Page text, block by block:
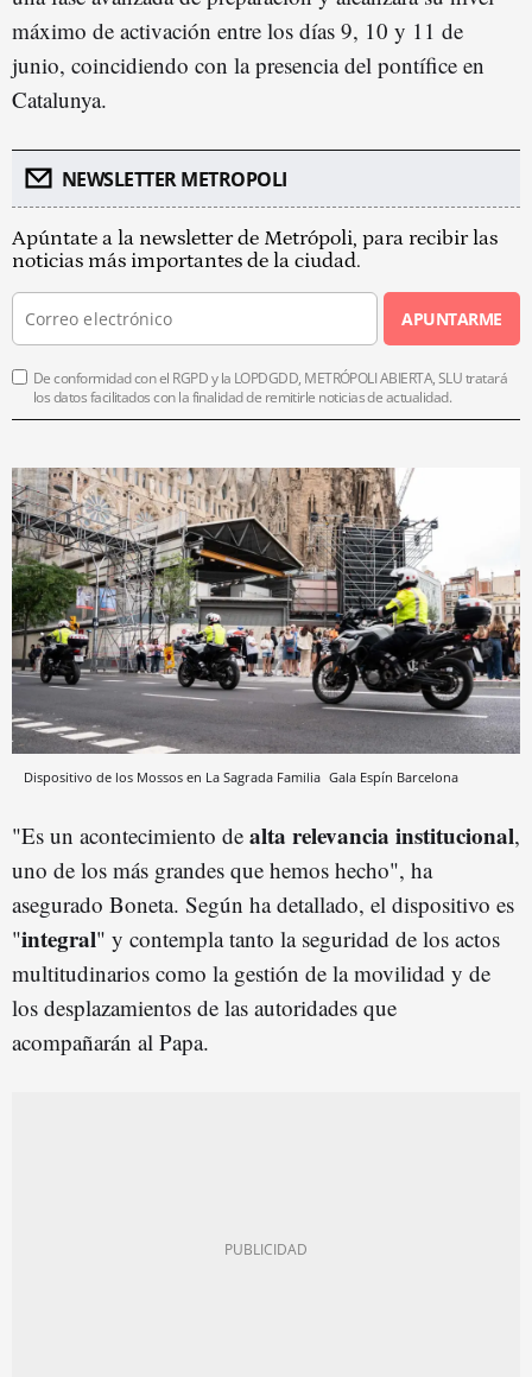
máximo de activación entre los días 9, 10 y 11 de
junio, coincidiendo con la presencia del pontífice en
Catalunya.
NEWSLETTER METROPOLI
Apúntate a la newsletter de Metrópoli, para recibir las
noticias más importantes de la ciudad.
APUNTARME
De conformidad con el RGPD y la LOPDGDD, METRÓPOLI ABIERTA, SLU tratará
los datos facilitados con la finalidad de remitirle noticias de actualidad.
Dispositivo de los Mossos en La Sagrada Familia Gala Espín Barcelona
"Es un acontecimiento de alta relevancia institucional,
uno de los más grandes que hemos hecho", ha
asegurado Boneta. Según ha detallado, el dispositivo es
"integral" y contempla tanto la seguridad de los actos
multitudinarios como la gestión de la movilidad y de
los desplazamientos de las autoridades que
acompañarán al Papa.